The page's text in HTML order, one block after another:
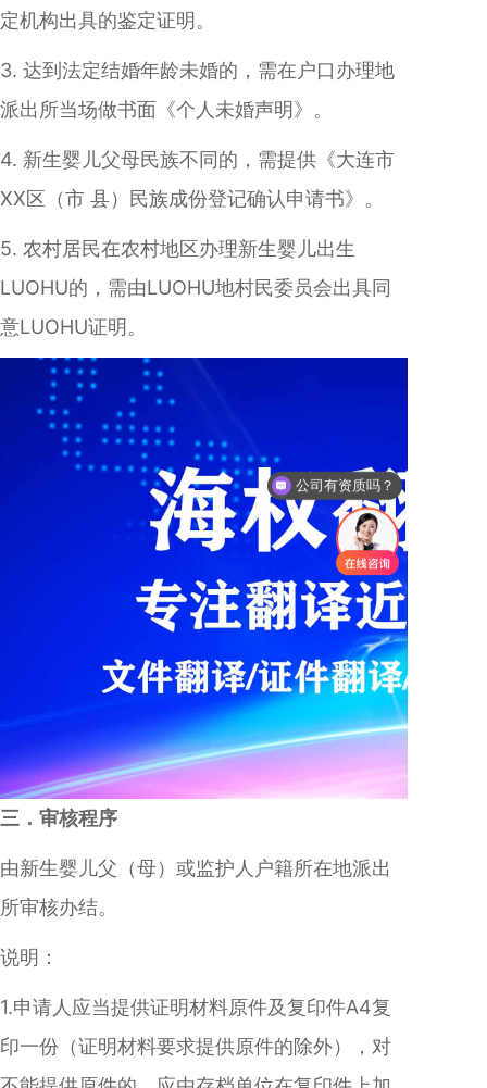
定机构出具的鉴定证明。
3. 达到法定结婚年龄未婚的，需在户口办理地
派出所当场做书面《个人未婚声明》。
4. 新生婴儿父母民族不同的，需提供《大连市
XX区（市 县）民族成份登记确认申请书》。
5. 农村居民在农村地区办理新生婴儿出生
LUOHU的，需由LUOHU地村民委员会出具同
意LUOHU证明。
三．审核程序
由新生婴儿父（母）或监护人户籍所在地派出
所审核办结。
说明：
1.申请人应当提供证明材料原件及复印件A4复
印一份（证明材料要求提供原件的除外），对
公司有资质吗？